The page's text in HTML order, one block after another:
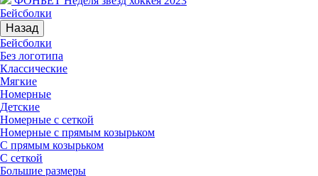
Бейсболки
Назад
Бейсболки
Без логотипа
Классические
Мягкие
Номерные
Детские
Номерные с сеткой
Номерные с прямым козырьком
С прямым козырьком
С сеткой
Большие размеры